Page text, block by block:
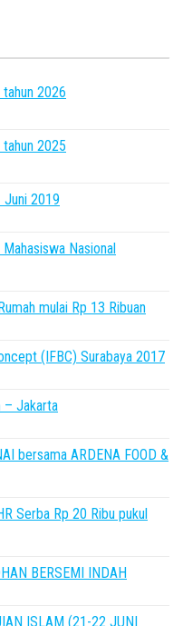
2026
2025
Juni 2019
Nasional
mulai Rp 13 Ribuan
(IFBC) Surabaya 2017
– Jakarta
bersama ARDENA FOOD &
Serba Rp 20 Ribu pukul
BERSEMI INDAH
ISLAM (21-22 JUNI